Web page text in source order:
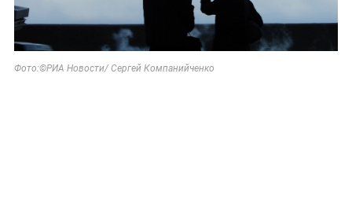
Фото:©РИА Новости/ Сергей Компанийченко